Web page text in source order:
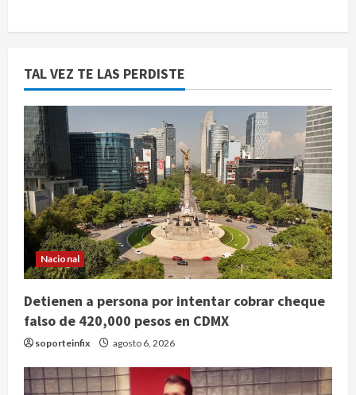
TAL VEZ TE LAS PERDISTE
Nacional
Detienen a persona por intentar cobrar cheque
falso de 420,000 pesos en CDMX
soporteinfix agosto 6, 2026